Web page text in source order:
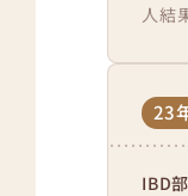
人結
23
IBD